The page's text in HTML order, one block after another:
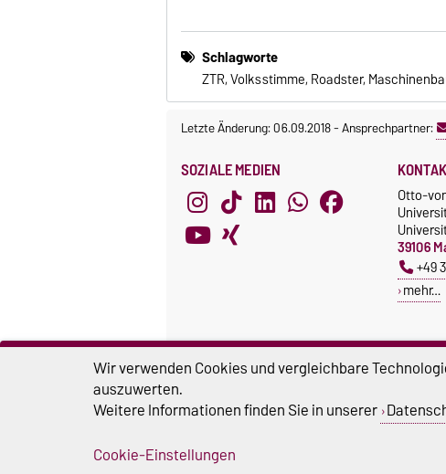
Schlagworte
ZTR, Volksstimme, Roadster,
Letzte Änderung: 06.09.2018-Ansprechpartner:
SOZIALE MEDIEN
Otto-
39106
+49
mehr…
Wir verwenden Cookies und vergleichbare
auszuwerten.
Weitere Informationen finden Sie in unserer
Cookie-Einstellungen